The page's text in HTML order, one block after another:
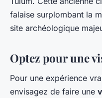
falaise surplombant la
site archéologique
Optez pour une
Pour une expérience
envisagez de faire une